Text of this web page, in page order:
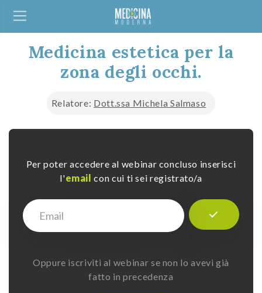
Medicina estetica per la
zona degli occhi.
Relatore: Dott.ssa Michela Salmaso
Per poter accedere al webinar concluso inserisci
l'email con cui ti sei registrato/a
Oppure iscriviti al webinar se non lo avevi già
fatto in precedenza